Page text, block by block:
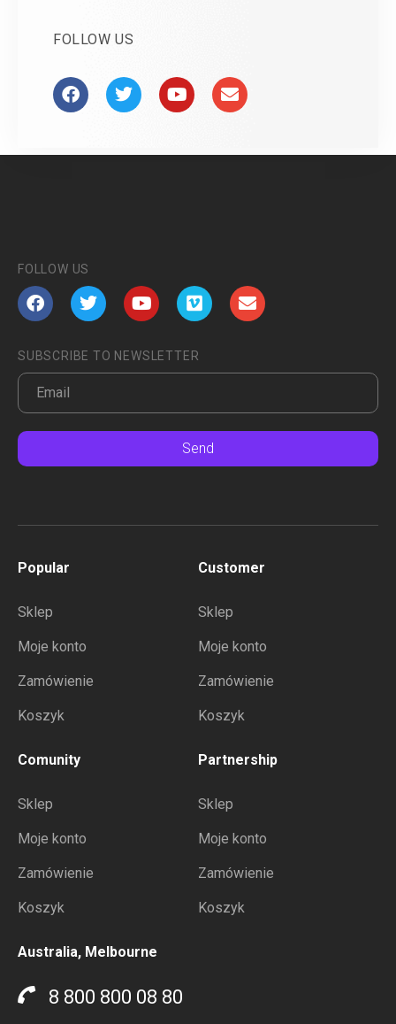
FOLLOW US
FOLLOW US
SUBSCRIBE TO NEWSLETTER
Send
Popular
Sklep
Moje konto
Zamówienie
Koszyk
Customer
Sklep
Moje konto
Zamówienie
Koszyk
Comunity
Sklep
Moje konto
Zamówienie
Koszyk
Partnership
Sklep
Moje konto
Zamówienie
Koszyk
Australia, Melbourne
8 800 800 08 80